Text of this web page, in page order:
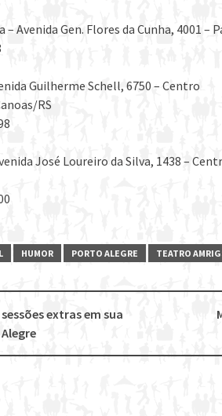
Avenida Gen. Flores da Cunha, 4001 –
Guilherme Schell, 6750 – Centro
RS
José Loureiro da Silva, 1438 –
HUMOR PORTO ALEGRE TEATRO
extras em sua